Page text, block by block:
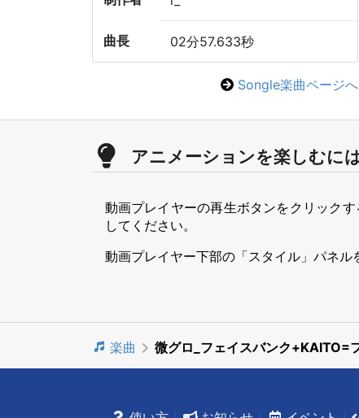
曲長 02分57.633秒
Songle楽曲ページへ
アニメーションを楽しむに
動画プレイヤーの再生ボタンをクリック
してください。
動画プレイヤー下部の「スタイル」パネル
楽曲 微グロ_フェイスバンク+KAITO=